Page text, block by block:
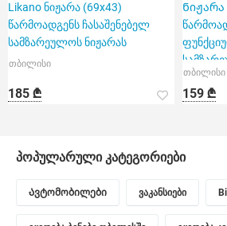
Likano ნიჟარა (69x43)
წარმოადგენს ჩასაშენებელ
სამზარეულოს ნიჟარას
თბილისი
185 ₾
Ნიჟარა
ნიჟარა
თბილისი
159 ₾
პოპულარული კატეგორიები
Ავტომობილები ვაკანსიები